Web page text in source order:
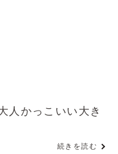
人かっこいい大き
続きを読む